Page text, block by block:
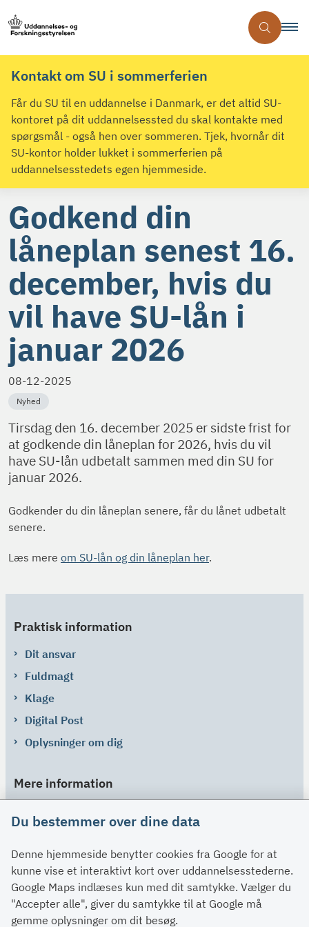
Kontakt om SU i sommerferien
Får du SU til en uddannelse i Danmark, er det altid SU-
kontoret på dit uddannelsessted du skal kontakte med
spørgsmål - også hen over sommeren. Tjek, hvornår dit
SU-kontor holder lukket i sommerferien på
uddannelsesstedets egen hjemmeside.
Godkend din
låneplan senest 16.
december, hvis du
vil have SU-lån i
januar 2026
08-12-2025
Nyhed
Tirsdag den 16. december 2025 er sidste frist for
at godkende din låneplan for 2026, hvis du vil
have SU-lån udbetalt sammen med din SU for
januar 2026.
Godkender du din låneplan senere, får du lånet udbetalt
senere.
Læs mere om SU-lån og din låneplan her.
Praktisk information
Dit ansvar
Fuldmagt
Klage
Digital Post
Oplysninger om dig
Mere information
Spørgsmål og svar
Kontakt
Paragraffer
Du bestemmer over dine data
Denne hjemmeside benytter cookies fra Google for at
kunne vise et interaktivt kort over uddannelsesstederne.
Google Maps indlæses kun med dit samtykke. Vælger du
"Accepter alle", giver du samtykke til at Google må
gemme oplysninger om dit besøg.